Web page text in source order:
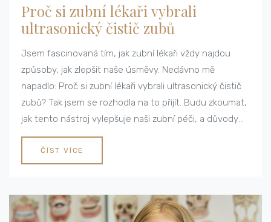
Proč si zubní lékaři vybrali
ultrasonický čistič zubů
Jsem fascinovaná tím, jak zubní lékaři vždy najdou
způsoby, jak zlepšit naše úsměvy. Nedávno mě
napadlo: Proč si zubní lékaři vybrali ultrasonický čistič
zubů? Tak jsem se rozhodla na to přijít. Budu zkoumat,
jak tento nástroj vylepšuje naši zubní péči, a důvody
pro jeho preferenci mezi zubními lékaři. Toto je skvělý
příklad, jak moderní technologie vyhovuje našim
potřebám a pomáhá eliminovat problémy, které se
ČÍST VÍCE